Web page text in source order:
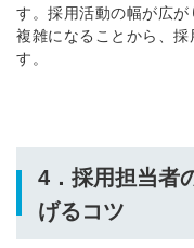
す。採用活動の幅が広
複雑になることから、
す。
4．採用担当者
げるコツ